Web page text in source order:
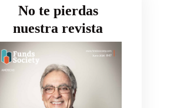
No te pierdas
nuestra revista